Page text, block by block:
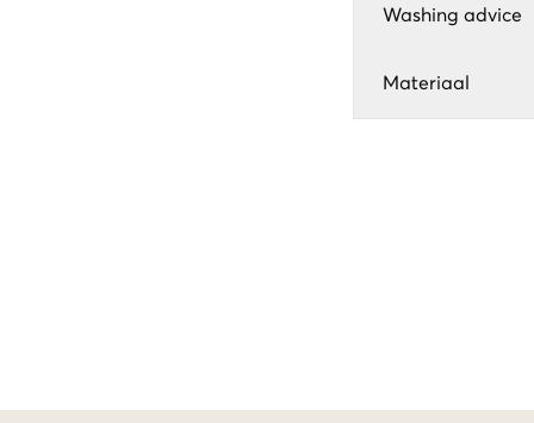
Washing advice
Materiaal